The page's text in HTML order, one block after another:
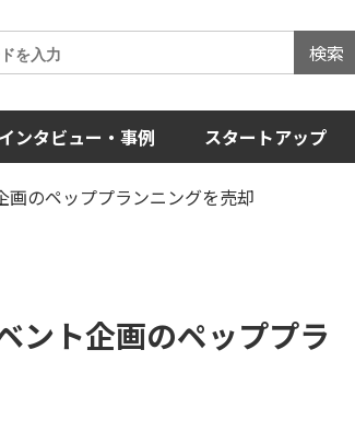
検索
インタビュー・事例 スタートアップ
のペッププランニングを売却
ント企画のペッププラ